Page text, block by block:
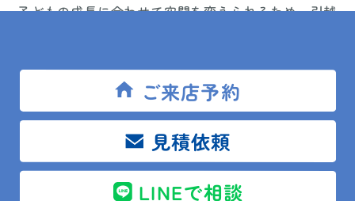
ご来店予約
見積依頼
LINEで相談
子どもの成長に合わせて空間を変えられるため、引越
将来のニーズに合わせて使える家は、資産としての価
値も高まりやすいです。
• 家族のコミュニケーションが増える
リビングを中心にした間取りにすると、自然と会話が
生まれやすくなります。